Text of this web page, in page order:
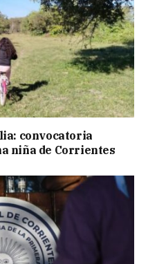
convocatoria
niña de Corrientes